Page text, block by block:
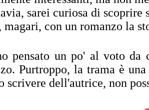
sarei curiosa di scoprire
magari, con un romanzo la
pensato un po' al voto da
Purtroppo, la trama è
scrivere dell'autrice, non